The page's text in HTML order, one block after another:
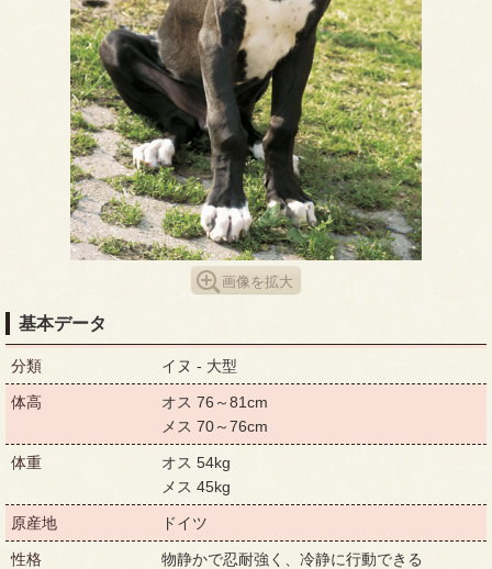
画像を拡大
基本データ
分類 イヌ - 大型
体高
オス 76～81cm
メス 70～76cm
体重
オス 54kg
メス 45kg
原産地 ドイツ
性格 物静かで忍耐強く、冷静に行動できる